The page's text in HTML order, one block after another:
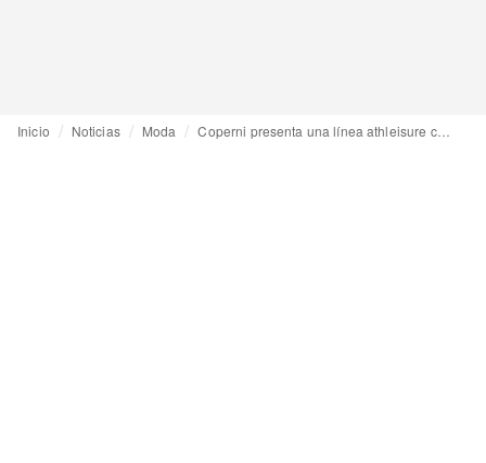
Inicio Noticias Moda Coperni presenta una línea athleisure con probióticos